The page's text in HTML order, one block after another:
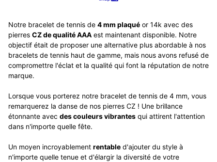
Notre bracelet de tennis de 4 mm plaqué or 14k avec des
pierres CZ de qualité AAA est maintenant disponible. Notre
objectif était de proposer une alternative plus abordable à nos
bracelets de tennis haut de gamme, mais nous avons refusé de
compromettre l'éclat et la qualité qui font la réputation de notre
marque.
Lorsque vous porterez notre bracelet de tennis de 4 mm, vous
remarquerez la danse de nos pierres CZ ! Une brillance
étonnante avec des couleurs vibrantes qui attirent l'attention
dans n'importe quelle fête.
Un moyen incroyablement rentable d'ajouter du style à
n'importe quelle tenue et d'élargir la diversité de votre